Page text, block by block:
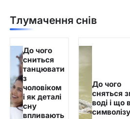
Тлумачення снів
До чого
сниться
танцювати
з
чоловіком
і як деталі
сну
впливають
До чого
сняться
воді і що